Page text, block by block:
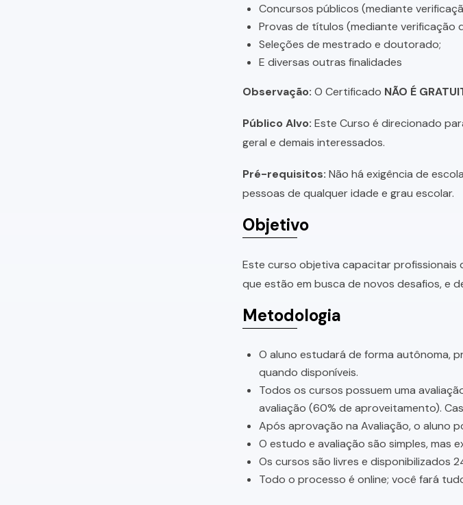
Concursos públicos (mediante
Provas de títulos (mediante verificação
Seleções de mestrado e doutorado;
E diversas outras finalidades
Observação: O Certificado NÃO É
Público Alvo: Este Curso é direcionado
geral e demais interessados.
Pré-requisitos: Não há exigência de
pessoas de qualquer idade e grau escolar.
Objetivo
Este curso objetiva capacitar profissionais
que estão em busca de novos desafios, e
Metodologia
O aluno estudará de forma autônoma,
quando disponíveis.
Todos os cursos possuem uma
avaliação (60% de aproveitamento).
Após aprovação na Avaliação, o aluno
O estudo e avaliação são simples, mas
Os cursos são livres e disponibilizados
Todo o processo é online; você fará